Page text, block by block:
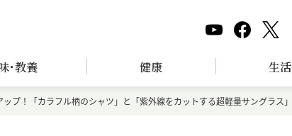
･教養 健康 生活
プ！「カラフル柄のシャツ」と「紫外線をカットする超軽量サングラス」